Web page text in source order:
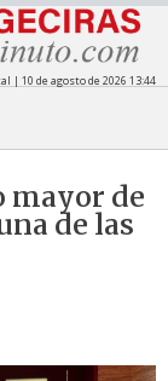
| 10 de agosto de 2026 13:44
mayor de
de las